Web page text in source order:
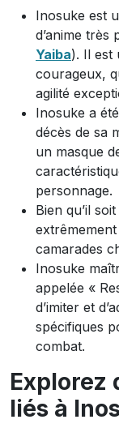
Inosuke est
d’anime très
Yaiba). Il est
courageux,
agilité
Inosuke a
décès de sa
un masque
personnage.
Bien qu’il
camarades
Inosuke
appelée «
d’imiter et
spécifiques
combat.
Explorez
liés à